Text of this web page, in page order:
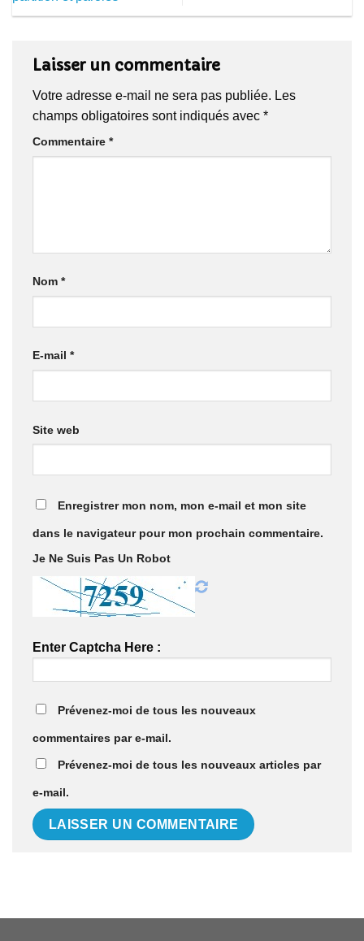
Laisser un commentaire
Votre adresse e-mail ne sera pas publiée. Les
champs obligatoires sont indiqués avec *
Commentaire *
Nom *
E-mail *
Site web
Enregistrer mon nom, mon e-mail et mon site
dans le navigateur pour mon prochain commentaire.
Je Ne Suis Pas Un Robot
Enter Captcha Here :
Prévenez-moi de tous les nouveaux
commentaires par e-mail.
Prévenez-moi de tous les nouveaux articles par
e-mail.